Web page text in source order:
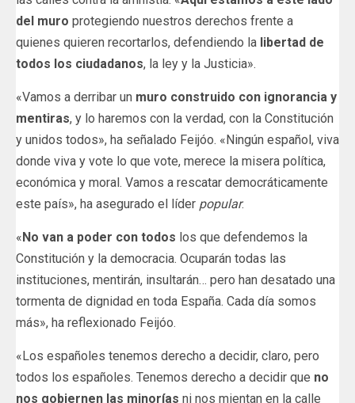
del muro protegiendo nuestros derechos frente a
quienes quieren recortarlos, defendiendo la libertad de
todos los ciudadanos, la ley y la Justicia».
«Vamos a derribar un muro construido con ignorancia y
mentiras, y lo haremos con la verdad, con la Constitución
y unidos todos», ha señalado Feijóo. «Ningún español, viva
donde viva y vote lo que vote, merece la misera política,
económica y moral. Vamos a rescatar democráticamente
este país», ha asegurado el líder popular.
« No van a poder con todos los que defendemos la
Constitución y la democracia. Ocuparán todas las
instituciones, mentirán, insultarán… pero han desatado una
tormenta de dignidad en toda España. Cada día somos
más», ha reflexionado Feijóo.
«Los españoles tenemos derecho a decidir, claro, pero
todos los españoles. Tenemos derecho a decidir que no
nos gobiernen las minorías ni nos mientan en la calle